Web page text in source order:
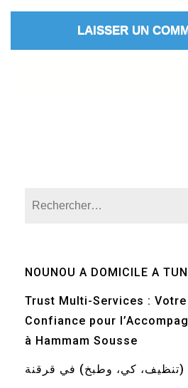
NOUNOU A DOMICILE A
Trust Multi-Services :
Confiance pour
à Hammam Sousse
(تنظيف، كي، وطبخ) في قرقنة